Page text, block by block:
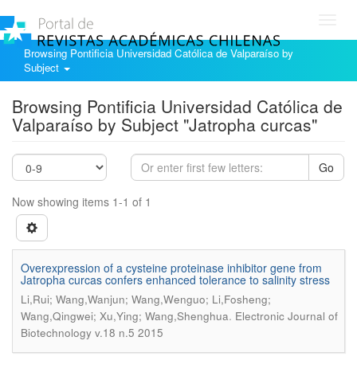
Browsing Pontificia Universidad Católica de Valparaíso by
Subject
Browsing Pontificia Universidad Católica de
Valparaíso by Subject "Jatropha curcas"
Go
Now showing items 1-1 of 1
Overexpression of a cysteine proteinase inhibitor gene from
Jatropha curcas confers enhanced tolerance to salinity stress
Li,Rui; Wang,Wanjun; Wang,Wenguo; Li,Fosheng;
Wang,Qingwei; Xu,Ying; Wang,Shenghua. Electronic Journal of
Biotechnology v.18 n.5 2015